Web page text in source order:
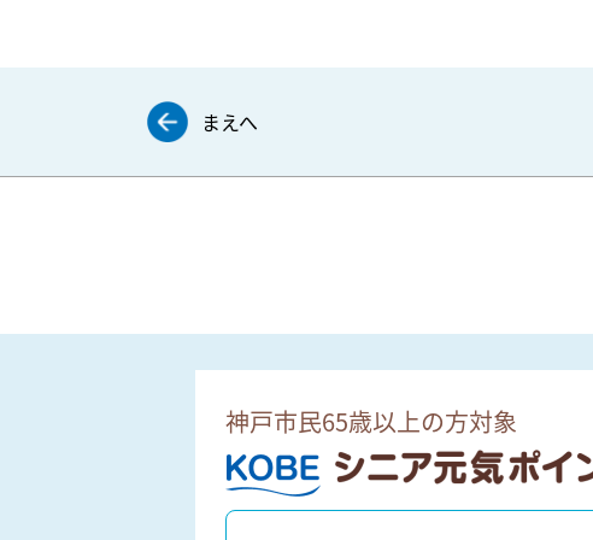
まえへ
神戸市民65歳以上の方対象
ＫＯＢＥシニア元気ポイント